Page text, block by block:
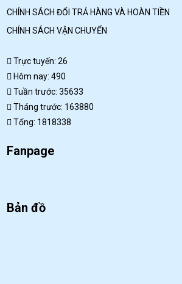
CHÍNH SÁCH ĐỔI TRẢ HÀNG VÀ HOÀN TIỀN
CHÍNH SÁCH VẬN CHUYỂN
Trực tuyến: 26
Hôm nay: 490
Tuần trước: 35633
Tháng trước: 163880
Tổng: 1818338
Fanpage
Bản đồ